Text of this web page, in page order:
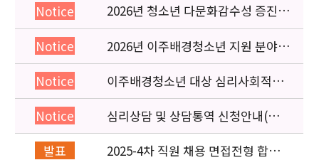
Notice
2026년 청소년 다문화감수성 증진
프로그램 「다가감」신청기관 안내
Notice
2026년 이주배경청소년 지원 분야
종사자 역량강화 교육 일정 안내
Notice
이주배경청소년 대상 심리사회적응
검사 연수동영상 개편 안내
Notice
심리상담 및 상담통역 신청안내(의뢰
서첨부)
발표
2025-4차 직원 채용 면접전형 합격